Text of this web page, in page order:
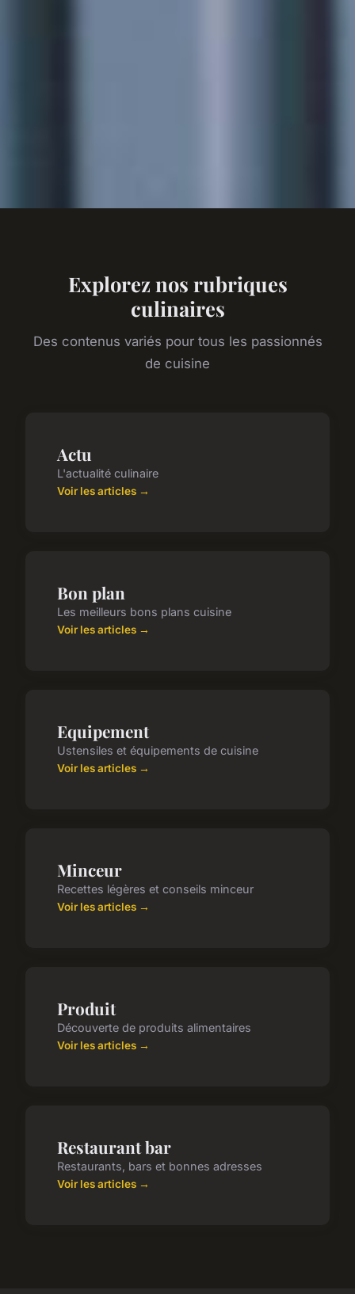
Explorez nos rubriques
culinaires
Des contenus variés pour tous les passionnés
de cuisine
Actu
L'actualité culinaire
Voir les articles →
Bon plan
Les meilleurs bons plans cuisine
Voir les articles →
Equipement
Ustensiles et équipements de cuisine
Voir les articles →
Minceur
Recettes légères et conseils minceur
Voir les articles →
Produit
Découverte de produits alimentaires
Voir les articles →
Restaurant bar
Restaurants, bars et bonnes adresses
Voir les articles →